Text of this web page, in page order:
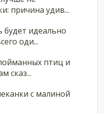
причина удив...
будет идеально
оди...
птиц и
сказ...
с малиной